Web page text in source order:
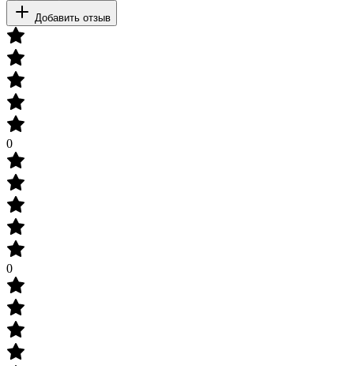
Добавить отзыв
0
0